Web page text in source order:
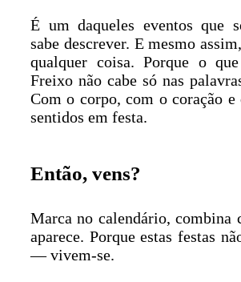
É um daqueles eventos que
sabe descrever. E mesmo
qualquer coisa. Porque o
Freixo não cabe só nas
Com o corpo, com o coração
sentidos em festa.
Então, vens?
Marca no calendário, combina
aparece. Porque estas festas
— vivem-se.